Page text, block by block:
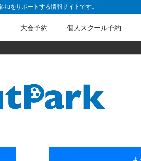
をサポートする情報サイトです。
大会予約 個人スクール予約